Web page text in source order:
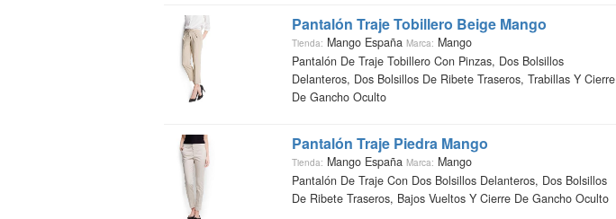
Pantalón Traje Tobillero Beige Mango
Tienda: Mango España Marca: Mango
Pantalón De Traje Tobillero Con Pinzas, Dos Bolsillos
Delanteros, Dos Bolsillos De Ribete Traseros, Trabillas Y Cierre
De Gancho Oculto
Pantalón Traje Piedra Mango
Tienda: Mango España Marca: Mango
Pantalón De Traje Con Dos Bolsillos Delanteros, Dos Bolsillos
De Ribete Traseros, Bajos Vueltos Y Cierre De Gancho Oculto